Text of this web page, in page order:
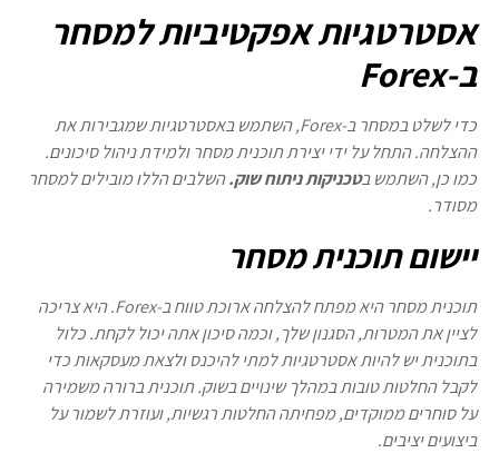
אסטרטגיות אפקטיביות למסחר
ב-Forex
כדי לשלט במסחר ב-Forex, השתמש באסטרטגיות שמגבירות את
ההצלחה. התחל על ידי יצירת תוכנית מסחר ולמידת ניהול סיכונים.
כמו כן, השתמש בטכניקות ניתוח שוק.השלבים הללו מובילים למסחר
מסודר.
יישום תוכנית מסחר
תוכנית מסחר היא מפתח להצלחה ארוכת טווח ב-Forex. היא צריכה
לציין את המטרות, הסגנון שלך, וכמה סיכון אתה יכול לקחת. כלול
בתוכנית יש להיות אסטרטגיות למתי להיכנס ולצאת מעסקאות כדי
לקבל החלטות טובות במהלך שינויים בשוק. תוכנית ברורה משמירה
על סוחרים ממוקדים, מפחיתה החלטות רגשיות, ועוזרת לשמור על
ביצועים יציבים.